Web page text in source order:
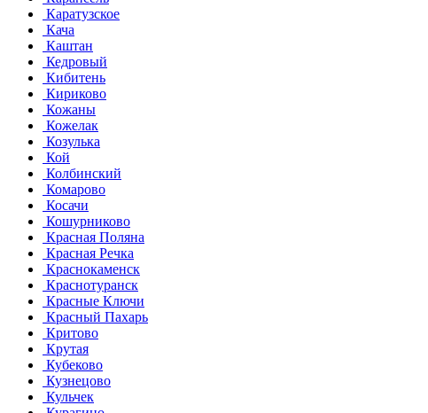
Каратузское
Кача
Каштан
Кедровый
Кибитень
Кириково
Кожаны
Кожелак
Козулька
Кой
Колбинский
Комарово
Косачи
Кошурниково
Красная Поляна
Красная Речка
Краснокаменск
Краснотуранск
Красные Ключи
Красный Пахарь
Критово
Крутая
Кубеково
Кузнецово
Кульчек